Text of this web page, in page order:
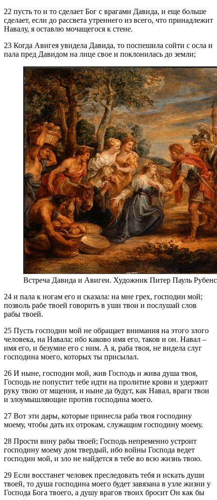
22 пусть то и то сделает Бог с врагами Давида, и еще больше
сделает, если до рассвета утреннего из всего, что принадлежит
Навалу, я оставлю мочащегося к стене.
23 Когда Авигея увидела Давида, то поспешила сойти с осла и
пала пред Давидом на лице свое и поклонилась до земли;
Встреча Давида и Авигеи. Художник Питер Пауль Рубенс
24 и пала к ногам его и сказала: на мне грех, господин мой;
позволь рабе твоей говорить в уши твои и послушай слов
рабы твоей.
25 Пусть господин мой не обращает внимания на этого злого
человека, на Навала; ибо каково имя его, таков и он. Навал –
имя его, и безумие его с ним. А я, раба твоя, не видела слуг
господина моего, которых ты присылал.
26 И ныне, господин мой, жив Господь и жива душа твоя,
Господь не попустит тебе идти на пролитие крови и удержит
руку твою от мщения, и ныне да будут, как Навал, враги твои
и злоумышляющие против господина моего.
27 Вот эти дары, которые принесла раба твоя господину
моему, чтобы дать их отрокам, служащим господину моему.
28 Прости вину рабы твоей; Господь непременно устроит
господину моему дом твердый, ибо войны Господа ведет
господин мой, и зло не найдется в тебе во всю жизнь твою.
29 Если восстанет человек преследовать тебя и искать души
твоей, то душа господина моего будет завязана в узле жизни у
Господа Бога твоего, а душу врагов твоих бросит Он как бы